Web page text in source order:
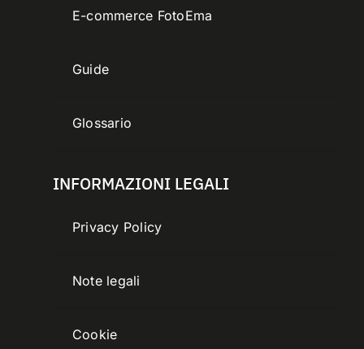
E-commerce FotoEma
Guide
Glossario
INFORMAZIONI LEGALI
Privacy Policy
Note legali
Cookie